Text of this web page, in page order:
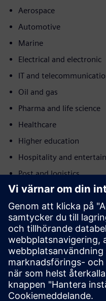
Aerospace
Automotive
Marine
Electrical and electronic
IT and
Oil and gas
Pharma and life science
Healthcare
Higher education
Hospitality and
Post and logistics
Rörelse
Build
Utökar eller bygger på en
produkt/lösning genom att
skapar en ny kundlösning
Xcelerator produkt och